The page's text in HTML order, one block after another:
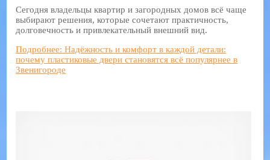
Сегодня владельцы квартир и загородных домов всё чаще
выбирают решения, которые сочетают практичность,
долговечность и привлекательный внешний вид.
Подробнее: Надёжность и комфорт в каждой детали:
почему пластиковые двери становятся всё популярнее в
Звенигороде